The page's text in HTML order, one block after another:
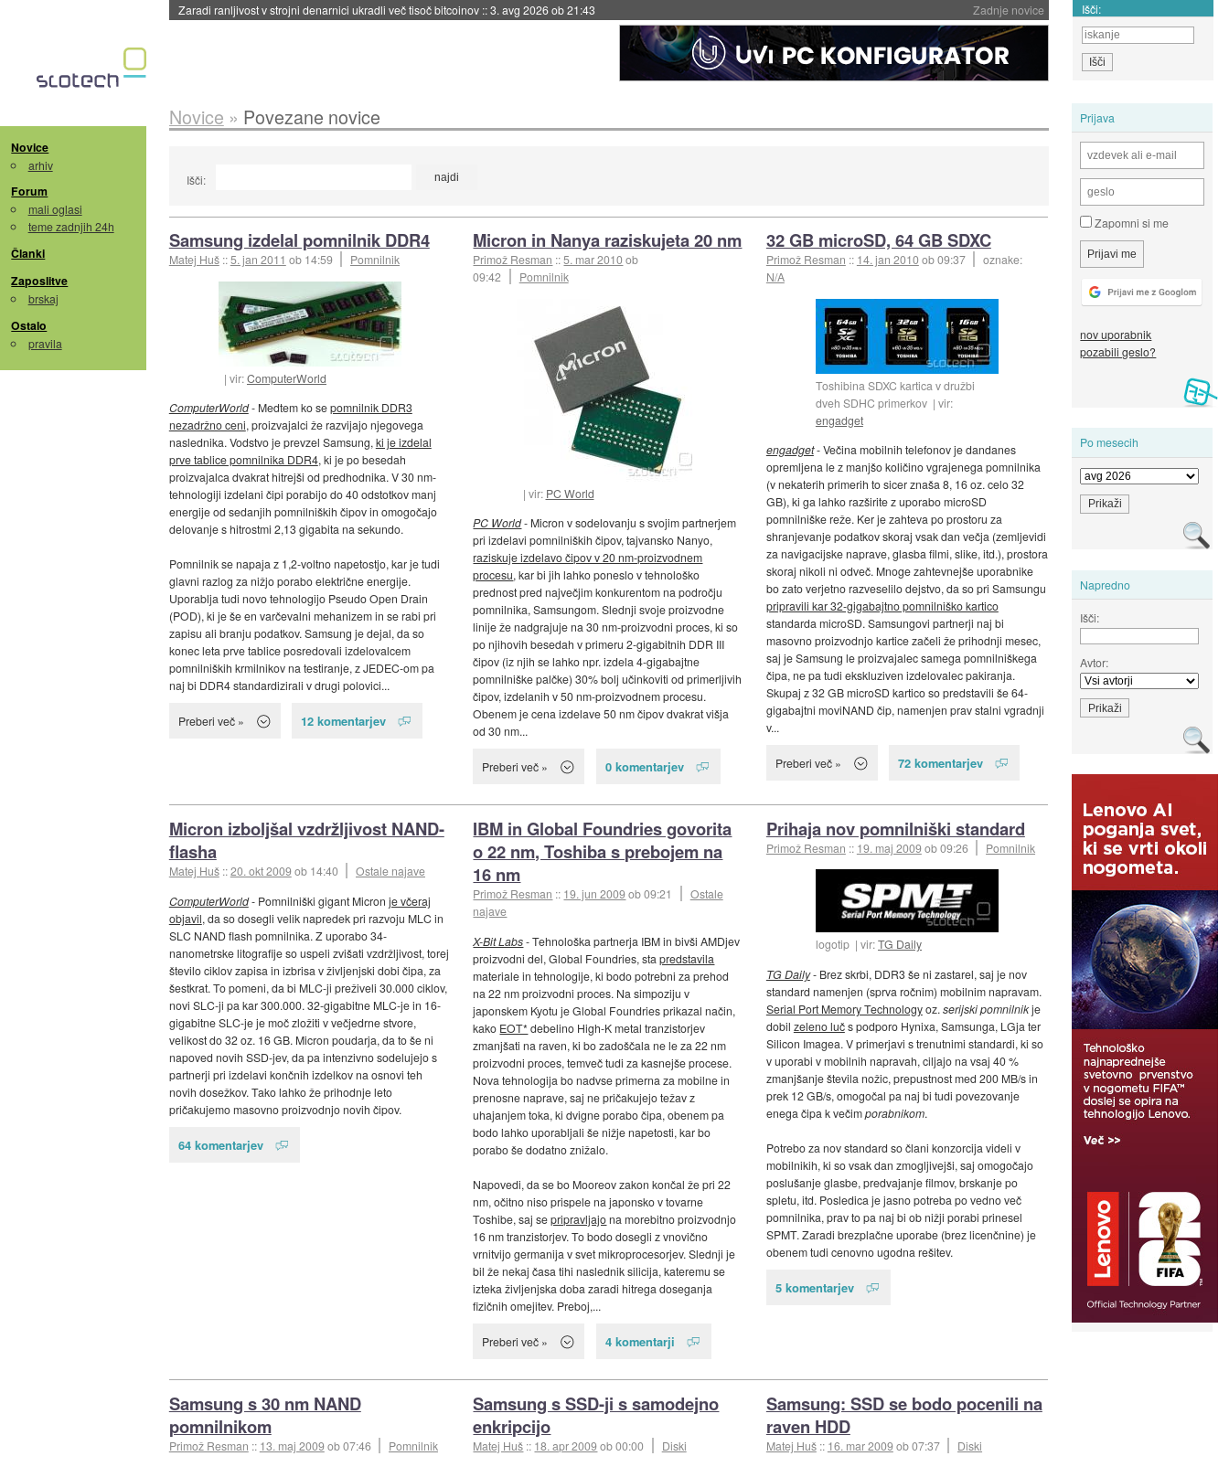
Zadnje novice
Zaradi ranljivost v strojni denarnici ukradli več tisoč bitcoinov ::3. avg 2026 ob 21:43 Išči:
Novice
arhiv
Forum
mali oglasi
teme zadnjih 24h
Članki
Zaposlitve
brskaj
Ostalo
pravila
Prijava
Zapomni si me
nov uporabnik
pozabili geslo?
Po mesecih
Napredno
Išči:
Avtor:
Novice » Povezane novice
Išči:
Samsung izdelal pomnilnik DDR4
Matej Huš ::5. jan 2011 ob 14:59 Pomnilnik
vir:ComputerWorld
ComputerWorld- Medtem ko sepomnilnik DDR3
nezadržno ceni, proizvajalci že razvijajo njegovega
naslednika. Vodstvo je prevzel Samsung, ki je izdelal
prve tablice pomnilnika DDR4, ki je po besedah
proizvajalca dvakrat hitrejši od predhodnika. V 30 nm-
tehnologiji izdelani čipi porabijo do 40 odstotkov manj
energije od sedanjih pomnilniških čipov in omogočajo
delovanje s hitrostmi 2,13 gigabita na sekundo.
Pomnilnik se napaja z 1,2-voltno napetostjo, kar je tudi
glavni razlog za nižjo porabo električne energije.
Uporablja tudi novo tehnologijo Pseudo Open Drain
(POD), ki je še en varčevalni mehanizem in se rabi pri
zapisu ali branju podatkov. Samsung je dejal, da so
konec leta prve tablice posredovali izdelovalcem
pomnilniških krmilnikov na testiranje, z JEDEC-om pa
naj bi DDR4 standardizirali v drugi polovici...
Preberi več » 12 komentarjev
Micron in Nanya raziskujeta 20 nm
Primož Resman ::5. mar 2010ob
09:42
Pomnilnik
vir: PC World
PC World- Micron v sodelovanju s svojim partnerjem
pri izdelavi pomnilniških čipov, tajvansko Nanyo,
raziskuje izdelavo čipov v 20 nm-proizvodnem
procesu, kar bi jih lahko poneslo v tehnološko
prednost pred največjim konkurentom na področju
pomnilnika, Samsungom. Slednji svoje proizvodne
linije že nadgrajuje na 30 nm-proizvodni proces, ki so
po njihovih besedah v primeru 2-gigabitnih DDR III
čipov (iz njih se lahko npr. izdela 4-gigabajtne
pomnilniške palčke) 30% bolj učinkoviti od primerljivih
čipov, izdelanih v 50 nm-proizvodnem procesu.
Obenem je cena izdelave 50 nm čipov dvakrat višja
od 30 nm...
Preberi več » 0 komentarjev
32 GB microSD, 64 GB SDXC
Primož Resman :: 14. jan 2010ob 09:37
oznake:
N/A
Toshibina SDXC kartica v družbi
dveh SDHC primerkov
vir:
engadget
engadget- Večina mobilnih telefonov je dandanes
opremljena le z manjšo količino vgrajenega pomnilnika
(v nekaterih primerih to sicer znaša 8, 16 oz. celo 32
GB), ki ga lahko razširite z uporabo microSD
pomnilniške reže. Ker je zahteva po prostoru za
shranjevanje podatkov skoraj vsak dan večja (zemljevidi
za navigacijske naprave, glasba filmi, slike, itd.), prostora
skoraj nikoli ni odveč. Mnoge zahtevnejše uporabnike
bo zato verjetno razveselilo dejstvo, da so pri Samsungu
pripravili kar 32-gigabajtno pomnilniško kartico
standarda microSD. Samsungovi partnerji naj bi
masovno proizvodnjo kartice začeli že prihodnji mesec,
saj je Samsung le proizvajalec samega pomnilniškega
čipa, ne pa tudi ekskluziven izdelovalec pakiranja.
Skupaj z 32 GB microSD kartico so predstavili še 64-
gigabajtni moviNAND čip, namenjen prav stalni vgradnji
v...
Preberi več » 72 komentarjev
Micron izboljšal vzdržljivost NAND-
flasha
Matej Huš ::20. okt 2009ob 14:40
Ostale najave
ComputerWorld- Pomnilniški gigant Micron je včeraj
objavil, da so dosegli velik napredek pri razvoju MLC in
SLC NAND flash pomnilnika. Z uporabo 34-
nanometrske litografije so uspeli zvišati vzdržljivost, torej
število ciklov zapisa in izbrisa v življenjski dobi čipa, za
šestkrat. To pomeni, da bi MLC-ji preživeli 30.000 ciklov,
novi SLC-ji pa kar 300.000. 32-gigabitne MLC-je in 16-
gigabitne SLC-je je moč zložiti v večjedrne stvore,
velikost do 32 oz. 16 GB. Micron poudarja, da to še ni
napoved novih SSD-jev, da pa intenzivno sodelujejo s
partnerji pri izdelavi končnih izdelkov na osnovi teh
novih dosežkov. Tako lahko že prihodnje leto
pričakujemo masovno proizvodnjo novih čipov.
64 komentarjev
IBM in Global Foundries govorita
o 22 nm, Toshiba s prebojem na
16 nm
Primož Resman :: 19. jun 2009ob 09:21
Ostale
najave
X-Bit Labs- Tehnološka partnerja IBM in bivši AMDjev
proizvodni del, Global Foundries, stapredstavila
materiale in tehnologije, ki bodo potrebni za prehod
na 22 nm proizvodni proces. Na simpoziju v
japonskem Kyotu je Global Foundries prikazal način,
kako EOT* debelino High-K metal tranzistorjev
zmanjšati na raven, ki bo zadoščala ne le za 22 nm
proizvodni proces, temveč tudi za kasnejše procese.
Nova tehnologija bo nadvse primerna za mobilne in
prenosne naprave, saj ne pričakujejo težav z
uhajanjem toka, ki dvigne porabo čipa, obenem pa
bodo lahko uporabljali še nižje napetosti, kar bo
porabo še dodatno znižalo.
Napovedi, da se bo Mooreov zakon končal že pri 22
nm, očitno niso prispele na japonsko v tovarne
Toshibe, saj sepripravljajona morebitno proizvodnjo
16 nm tranzistorjev. To bodo dosegli z vnovično
vrnitvijo germanija v svet mikroprocesorjev. Slednji je
bil že nekaj časa tihi naslednik silicija, kateremu se
izteka življenjska doba zaradi hitrega doseganja
fizičnih omejitev. Preboj,...
Preberi več » 4 komentarji
Prihaja nov pomnilniški standard
Primož Resman :: 19. maj 2009ob 09:26 Pomnilnik
logotip vir:TG Daily
TG Daily- Brez skrbi, DDR3 še ni zastarel, saj je nov
standard namenjen (sprva ročnim) mobilnim napravam.
Serial Port Memory Technologyoz. serijski pomnilnikje
dobil zeleno lučs podporo Hynixa, Samsunga, LGja ter
Silicon Imagea. V primerjavi s trenutnimi standardi, ki so
v uporabi v mobilnih napravah, ciljajo na vsaj 40 %
zmanjšanje števila nožic, prepustnost med 200 MB/s in
prek 12 GB/s, omogočal pa naj bi tudi povezovanje
enega čipa k večimporabnikom.
Potrebo za nov standard so člani konzorcija videli v
mobilnikih, ki so vsak dan zmogljivejši, saj omogočajo
poslušanje glasbe, predvajanje filmov, brskanje po
spletu, itd. Posledica je jasno potreba po vedno več
pomnilnika, prav to pa naj bi ob nižji porabi prinesel
SPMT. Zaradi brezplačne uporabe (brez licenčnine) je
obenem tudi cenovno ugodna rešitev.
5 komentarjev
Samsung s 30 nm NAND
pomnilnikom
Primož Resman :: 13. maj 2009ob 07:46
Pomnilnik
Samsung s SSD-ji s samodejno
enkripcijo
Matej Huš :: 18. apr 2009ob 00:00
Diski
Samsung: SSD se bodo pocenili na
raven HDD
Matej Huš :: 16. mar 2009ob 07:37
Diski